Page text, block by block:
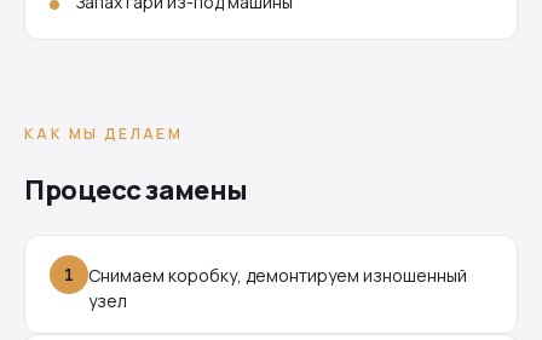
КАК МЫ ДЕЛАЕМ
Процесс замены
1
Снимаем коробку, демонтируем изношенный
узел